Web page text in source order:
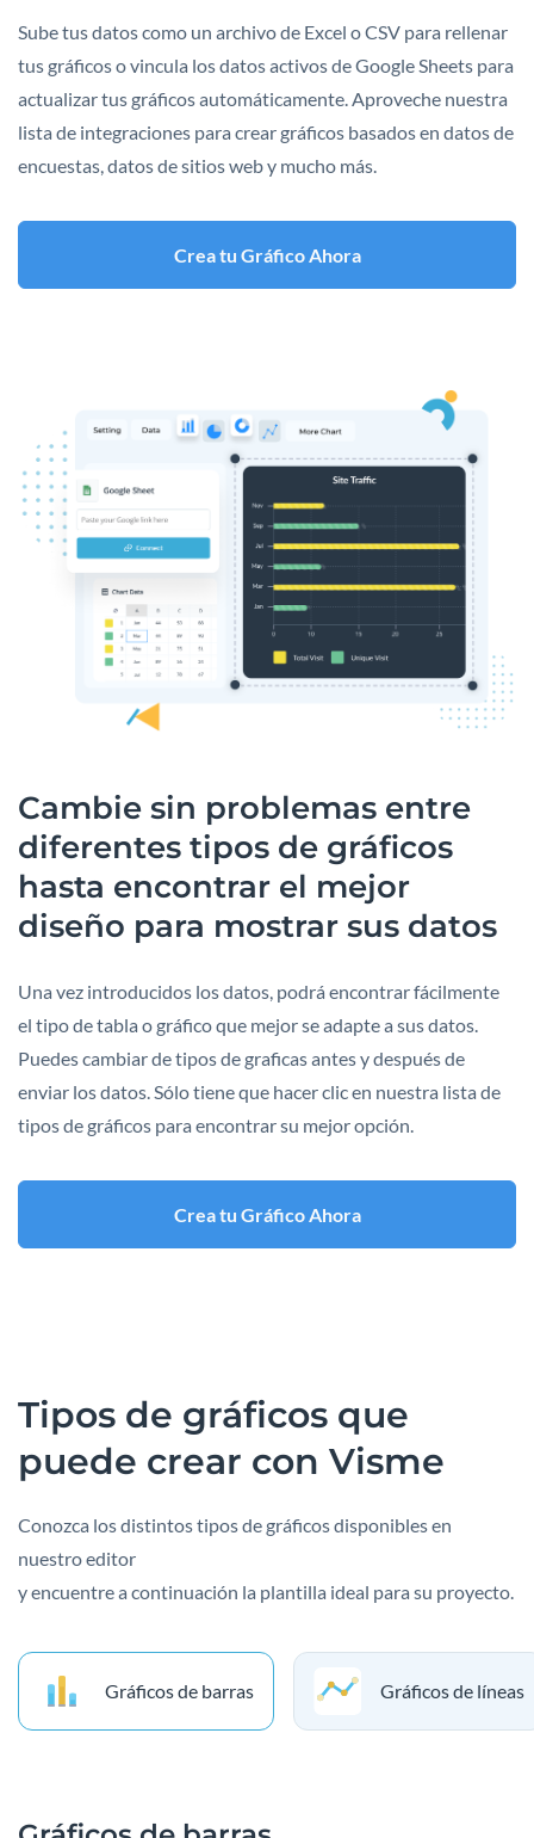
Sube tus datos como un archivo de Excel o CSV para rellenar
tus gráficos o vincula los datos activos de Google Sheets para
actualizar tus gráficos automáticamente. Aproveche nuestra
lista de integraciones para crear gráficos basados en datos de
encuestas, datos de sitios web y mucho más.
Crea tu Gráfico Ahora
Cambie sin problemas entre
diferentes tipos de gráficos
hasta encontrar el mejor
diseño para mostrar sus datos
Una vez introducidos los datos, podrá encontrar fácilmente
el tipo de tabla o gráfico que mejor se adapte a sus datos.
Puedes cambiar de tipos de graficas antes y después de
enviar los datos. Sólo tiene que hacer clic en nuestra lista de
tipos de gráficos para encontrar su mejor opción.
Crea tu Gráfico Ahora
Tipos de gráficos que
puede crear con Visme
Conozca los distintos tipos de gráficos disponibles en
nuestro editor
y encuentre a continuación la plantilla ideal para su proyecto.
Gráficos de barras Gráficos de líneas